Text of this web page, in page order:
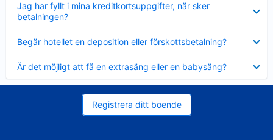
Jag har fyllt i mina kreditkortsuppgifter, när sker
betalningen?
mindre
Begär hotellet en deposition eller förskottsbetalning?
mindre
Är det möjligt att få en extrasäng eller en babysäng?
mindre
Registrera ditt boende